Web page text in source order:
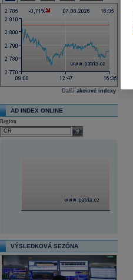
Další akciové indexy
AD INDEX ONLINE
Region
select
VÝSLEDKOVÁ SEZÓNA